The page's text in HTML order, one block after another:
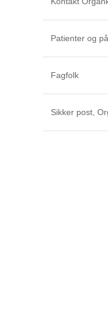
Patienter og
Fagfolk
Sikker post,